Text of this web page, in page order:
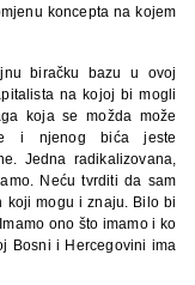
koncepta na kojem
biračku bazu u ovoj
na kojoj bi mogli
koja se možda može
i njenog bića jeste
Jedna radikalizovana,
Neću tvrditi da sam
koji mogu i znaju. Bilo bi
ono što imamo i ko
Bosni i Hercegovini ima